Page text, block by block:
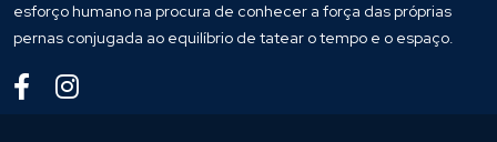
esforço humano na procura de conhecer a força das próprias
pernas conjugada ao equilíbrio de tatear o tempo e o espaço.